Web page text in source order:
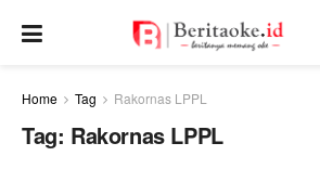
Home Tag Rakornas LPPL
Tag: Rakornas LPPL